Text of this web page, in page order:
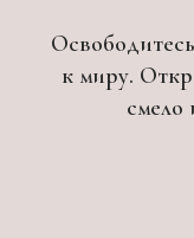
к миру.
смело